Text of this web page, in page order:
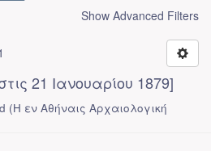
Show Advanced Filters
21 Ιανουαρίου 1879]
(Η εν Αθήναις Αρχαιολογική